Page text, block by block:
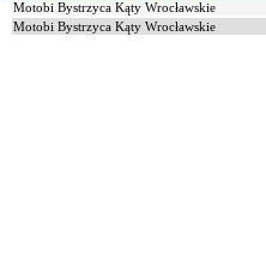
Motobi Bystrzyca Kąty Wrocławskie
Motobi Bystrzyca Kąty Wrocławskie